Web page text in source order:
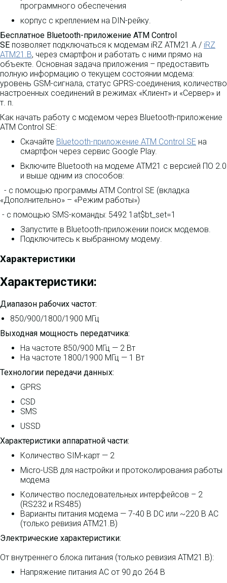
программного обеспечения
корпус с креплением на DIN-рейку.
Бесплатное Bluetooth-приложение ATM Control
SE позволяет подключаться к модемам iRZ ATM21.А / iRZ
ATM21.B, через смартфон и работать с ними прямо на
объекте. Основная задача приложения – предоставить
полную информацию о текущем состоянии модема:
уровень GSM-сигнала, статус GPRS-соединения, количество
настроенных соединений в режимах «Клиент» и «Сервер» и
т. п.
Как начать работу с модемом через Bluetooth-приложение
ATM Control SE:
Скачайте Bluetooth-приложение ATM Control SE на
смартфон через сервис Google Play.
Включите Bluetooth на модеме ATM21 с версией ПО 2.0
и выше одним из способов:
- с помощью программы ATM Control SE (вкладка
«Дополнительно» – «Режим работы»)
- с помощью SMS-команды: 5492 1at$bt_set=1
Запустите в Bluetooth-приложении поиск модемов.
Подключитесь к выбранному модему.
Характеристики
Характеристики:
Диапазон рабочих частот:
850/900/1800/1900 МГц
Выходная мощность передатчика:
На частоте 850/900 МГц — 2 Вт
На частоте 1800/1900 МГц — 1 Вт
Технологии передачи данных:
GPRS
CSD
SMS
USSD
Характеристики аппаратной части:
Количество SIM-карт — 2
Micro-USB для настройки и протоколирования работы
модема
Количество последовательных интерфейсов – 2
(RS232 и RS485)
Варианты питания модема — 7-40 В DC или ~220 В AC
(только ревизия ATM21.B)
Электрические характеристики:
От внутреннего блока питания (только ревизия ATM21.B):
Напряжение питания AC от 90 до 264 В